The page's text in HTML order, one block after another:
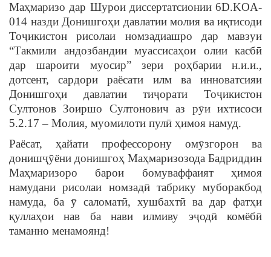
Маҳмаризо дар Шурои диссертатсионии 6D.KOA-
014 назди Донишгоҳи давлатии молия ва иқтисоди
Тоҷикистон рисолаи номзадиашро дар мавзуи
“Такмили андозбандии муассисаҳои олии касбӣ
дар шароити муосир” зери роҳбарии н.и.и.,
дотсент, сардори раёсати илм ва инноватсияи
Донишгоҳи давлатии тиҷорати Тоҷикистон
Султонов Зоиршо Султонович аз рӯи ихтисоси
5.2.17 – Молия, муомилоти пулӣ ҳимоя намуд.
Раёсат, ҳайати профессорону омӯзгорон ва
донишҷӯёни донишгоҳ Маҳмаризозода Бадриддин
Маҳмаризоро барои бомуваффаият ҳимоя
намудани рисолаи номзадӣ табрику муборакбод
намуда, ба ӯ саломатӣ, хушбахтӣ ва дар фатҳи
қуллаҳои нав ба нави илмиву эҷодӣ комёбӣ
таманно менамоянд!